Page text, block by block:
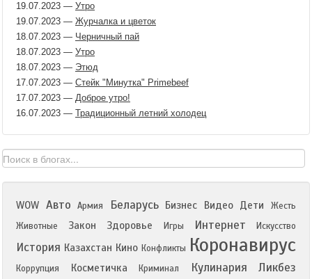
19.07.2023 — Утро
19.07.2023 — Журчалка и цветок
18.07.2023 — Черничный пай
18.07.2023 — Утро
18.07.2023 — Этюд
17.07.2023 — Стейк "Минутка" Primebeef
17.07.2023 — Доброе утро!
16.07.2023 — Традиционный летний холодец
WOW Авто Армия Беларусь Бизнес Видео Дети
Жесть
Животные
Закон Здоровье Игры Интернет Искусство
История Казахстан Кино Конфликты Коронавирус
Коррупция Косметичка Криминал Кулинария Ликбез